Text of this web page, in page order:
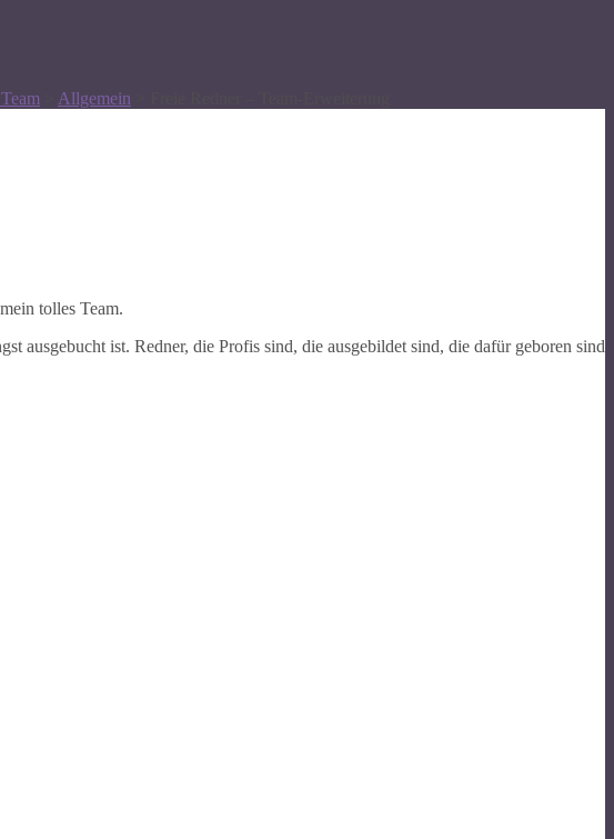
Allgemein
tolles Team.
ausgebucht ist. Redner, die Profis sind, die ausgebildet sind, die dafür geboren sind